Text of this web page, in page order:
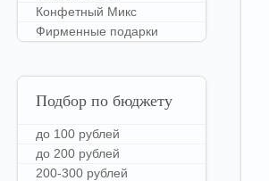
Конфетный Микс
Фирменные подарки
Подбор по бюджету
до 100 рублей
до 200 рублей
200-300 рублей